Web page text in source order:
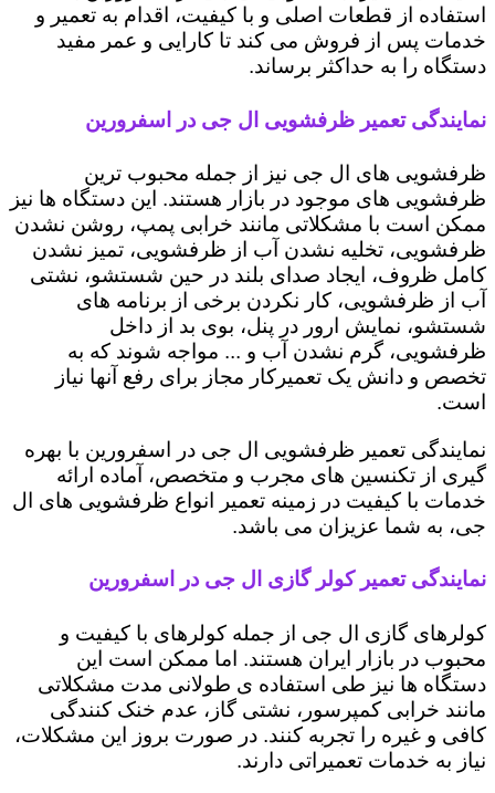
استفاده از قطعات اصلی و با کیفیت، اقدام به تعمیر و
خدمات پس از فروش می کند تا کارایی و عمر مفید
دستگاه را به حداکثر برساند.
نمایندگی تعمیر ظرفشویی ال جی در اسفرورین
ظرفشویی های ال جی نیز از جمله محبوب ترین
ظرفشویی های موجود در بازار هستند. این دستگاه ها نیز
ممکن است با مشکلاتی مانند خرابی پمپ، روشن نشدن
ظرفشویی، تخلیه نشدن آب از ظرفشویی، تمیز نشدن
کامل ظروف، ایجاد صدای بلند در حین شستشو، نشتی
آب از ظرفشویی، کار نکردن برخی از برنامه های
شستشو، نمایش ارور در پنل، بوی بد از داخل
ظرفشویی، گرم نشدن آب و ... مواجه شوند که به
تخصص و دانش یک تعمیرکار مجاز برای رفع آنها نیاز
است.
نمایندگی تعمیر ظرفشویی ال جی در اسفرورین با بهره
گیری از تکنسین های مجرب و متخصص، آماده ارائه
خدمات با کیفیت در زمینه تعمیر انواع ظرفشویی های ال
جی، به شما عزیزان می باشد.
نمایندگی تعمیر کولر گازی ال جی در اسفرورین
کولرهای گازی ال جی از جمله کولرهای با کیفیت و
محبوب در بازار ایران هستند. اما ممکن است این
دستگاه ها نیز طی استفاده ی طولانی مدت مشکلاتی
مانند خرابی کمپرسور، نشتی گاز، عدم خنک کنندگی
کافی و غیره را تجربه کنند. در صورت بروز این مشکلات،
نیاز به خدمات تعمیراتی دارند.